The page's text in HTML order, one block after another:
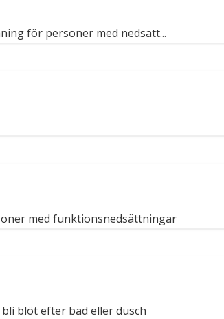
för personer med nedsatt...
med funktionsnedsättningar
blöt efter bad eller dusch